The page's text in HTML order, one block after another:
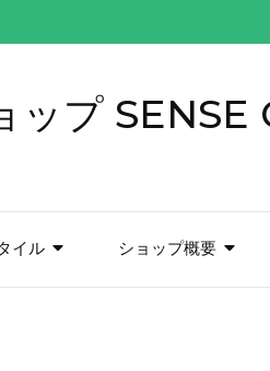
ップ
イル ショップ概要